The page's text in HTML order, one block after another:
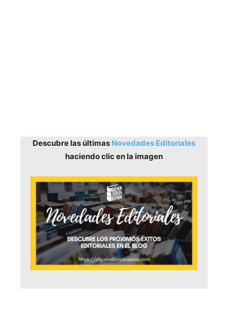
Descubre las últimas Novedades Editoriales
haciendo clic en la imagen